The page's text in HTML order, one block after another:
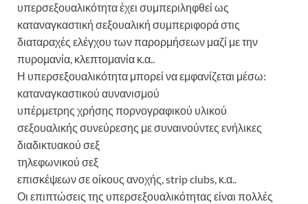
υπερσεξουαλικότητα έχει συμπεριληφθεί ως
καταναγκαστική σεξουαλική συμπεριφορά στις
διαταραχές ελέγχου των παρορμήσεων μαζί με την
πυρομανία, κλεπτομανία κ.α..
Η υπερσεξουαλικότητα μπορεί να εμφανίζεται μέσω:
καταναγκαστικού αυνανισμού
υπέρμετρης χρήσης πορνογραφικού υλικού
σεξουαλικής συνεύρεσης με συναινούντες ενήλικες
διαδικτυακού σεξ
τηλεφωνικού σεξ
επισκέψεων σε οίκους ανοχής, strip clubs, κ.α..
Οι επιπτώσεις της υπερσεξουαλικότητας είναι πολλές